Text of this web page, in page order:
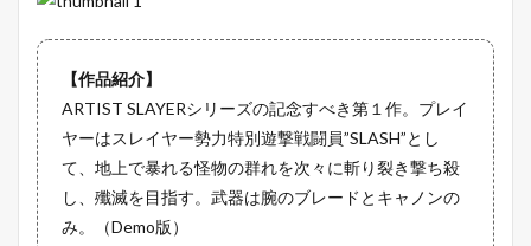
【作品紹介】
ARTIST SLAYERシリーズの記念すべき第１作。プレイ
ヤーはスレイヤー勢力特別遊撃戦闘員”SLASH”とし
て、地上で暴れる怪物の群れを次々に斬り裂き撃ち殺
し、殲滅を目指す。武器は腕のブレードとキャノンの
み。（Demo版）